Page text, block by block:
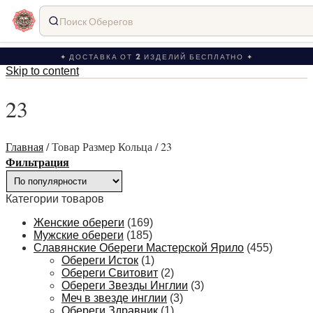
✦ ДОСТАВКА ОТ 2 ИЗДЕЛИЙ БЕСПЛАТНО ✦
Skip to content
23
Главная/Товар Размер Кольца /23
Фильтрация
Категории товаров
Женские обереги (169)
Мужские обереги (185)
Славянские Обереги Мастерской Ярило (455)
Обереги Исток (1)
Обереги Свитовит (2)
Обереги Звезды Инглии (3)
Меч в звезде инглии (3)
Обереги Здравник (1)
Поиск Оберегов